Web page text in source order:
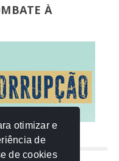
À
otimizar e
de
de cookies